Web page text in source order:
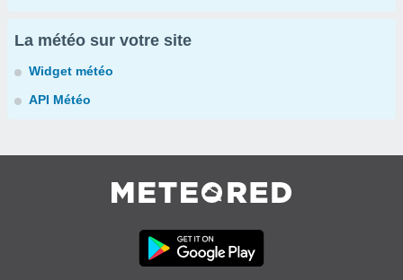
La météo sur votre site
Widget météo
API Météo